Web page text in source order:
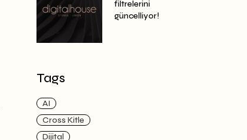
filtrelerini
güncelliyor!
Tags
AI
Cross Kitle
Dijital